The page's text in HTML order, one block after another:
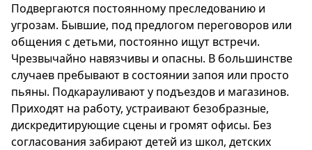
Подвергаются постоянному преследованию и
угрозам. Бывшие, под предлогом переговоров или
общения с детьми, постоянно ищут встречи.
Чрезвычайно навязчивы и опасны. В большинстве
случаев пребывают в состоянии запоя или просто
пьяны. Подкарауливают у подъездов и магазинов.
Приходят на работу, устраивают безобразные,
дискредитирующие сцены и громят офисы. Без
согласования забирают детей из школ, детских